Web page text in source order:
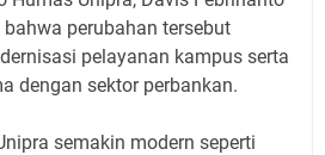
perubahan tersebut
pelayanan kampus serta
dengan sektor perbankan.
semakin modern seperti